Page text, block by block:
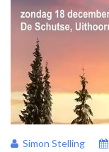
Simon Stelling